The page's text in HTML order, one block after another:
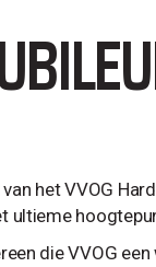
het VVOG
ultieme
die VVOG